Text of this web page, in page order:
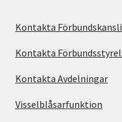
Kontakta
Kontakta
Kontakta Avdelningar
Visselblåsarfunktion